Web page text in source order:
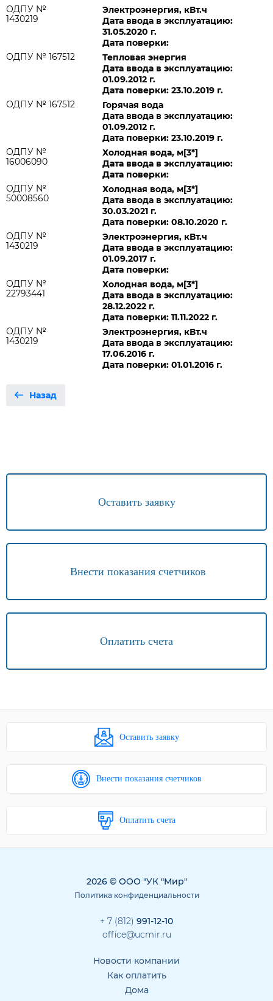
ОДПУ №
1430219
Электроэнергия, кВт.ч
Дата ввода в эксплуатацию:
31.05.2020 г.
Дата поверки:
ОДПУ № 167512
Тепловая энергия
Дата ввода в эксплуатацию:
01.09.2012 г.
Дата поверки: 23.10.2019 г.
ОДПУ № 167512
Горячая вода
Дата ввода в эксплуатацию:
01.09.2012 г.
Дата поверки: 23.10.2019 г.
ОДПУ №
16006090
Холодная вода, м[3*]
Дата ввода в эксплуатацию:
Дата поверки:
ОДПУ №
50008560
Холодная вода, м[3*]
Дата ввода в эксплуатацию:
30.03.2021 г.
Дата поверки: 08.10.2020 г.
ОДПУ №
1430219
Электроэнергия, кВт.ч
Дата ввода в эксплуатацию:
01.09.2017 г.
Дата поверки:
ОДПУ №
22793441
Холодная вода, м[3*]
Дата ввода в эксплуатацию:
28.12.2022 г.
Дата поверки: 11.11.2022 г.
ОДПУ №
1430219
Электроэнергия, кВт.ч
Дата ввода в эксплуатацию:
17.06.2016 г.
Дата поверки: 01.01.2016 г.
Назад
Оставить заявку
Внести показания счетчиков
Оплатить счета
Оставить заявку
Внести показания счетчиков
Оплатить счета
2026 © ООО "УК "Мир"
Политика конфиденциальности
+ 7 (812) 991-12-10
office@ucmir.ru
Новости компании
Как оплатить
Дома